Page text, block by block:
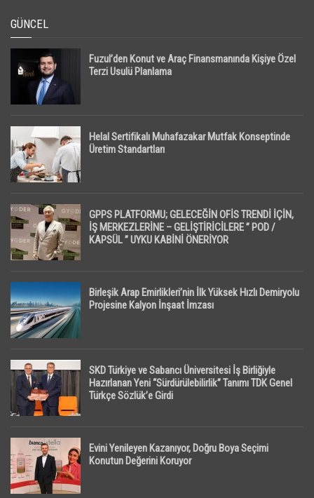
GÜNCEL
Fuzul’den Konut ve Araç Finansmanında Kişiye Özel
Terzi Usulü Planlama
Helal Sertifikalı Muhafazakar Mutfak Konseptinde
Üretim Standartları
GPPS PLATFORMU; GELECEĞİN OFİS TRENDİ İÇİN,
İŞ MERKEZLERİNE – GELİŞTİRİCİLERE ” POD /
KAPSÜL ” UYKU KABİNİ ÖNERİYOR
Birleşik Arap Emirlikleri’nin İlk Yüksek Hızlı Demiryolu
Projesine Kalyon İnşaat İmzası
SKD Türkiye ve Sabancı Üniversitesi İş Birliğiyle
Hazırlanan Yeni “Sürdürülebilirlik” Tanımı TDK Genel
Türkçe Sözlük’e Girdi
Evini Yenileyen Kazanıyor, Doğru Boya Seçimi
Konutun Değerini Koruyor